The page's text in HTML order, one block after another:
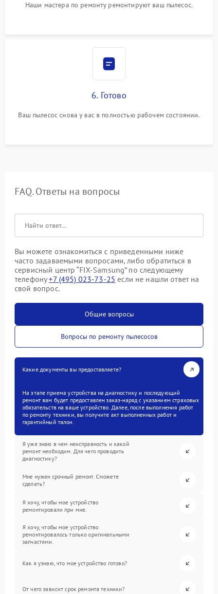
Наши мастера по ремонту ремонтируют ваш пылесос.
6. Готово
Ваш пылесос снова у вас в полностью рабочем состоянии.
FAQ. Ответы на вопросы
Вы можете ознакомиться с приведенными ниже
часто задаваемыми вопросами, либо обратиться в
сервисный центр “FIX-Samsung” по следующему
телефону+7 (495) 023-73-25 если не нашли ответ на
свой вопрос.
Общие вопросы
Вопросы по ремонту пылесосов
Какие документы вы предоставляете?
На этапе приема устройства на диагностику и последующий
ремонт вам будет предоставлен заказ-наряд с указанием страховых
обязательств на ваше устройство. Далее, после выполнения работ
по ремонту техники, вы получите акт выполненных работ и
гарантийный талон.
Я уже знаю в чем неисправность и какой
ремонт необходим. Для чего проводить
диагностику?
Мне нужен срочный ремонт. Сможете
сделать?
Я хочу, чтобы мое устройство
ремонтировали при мне.
Я хочу, чтобы мое устройство
ремонтировалось только оригинальными
запчастями.
Как я узнаю, что мое устройство готово?
От чего зависит срок ремонта техники?